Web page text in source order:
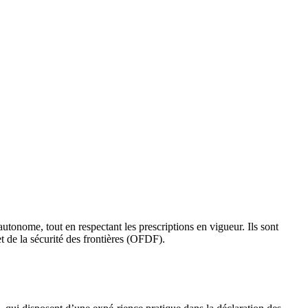
tout en respectant les prescriptions en vigueur. Ils sont
de la sécurité des frontières (OFDF).